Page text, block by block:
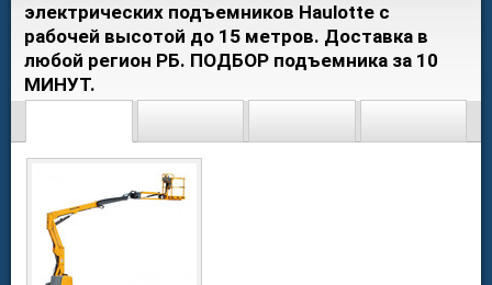
электрических подъемников Haulotte с
рабочей высотой до 15 метров. Доставка в
любой регион РБ. ПОДБОР подъемника за 10
МИНУТ.